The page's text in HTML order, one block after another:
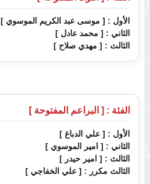
الأول : [ موسى عبد الكريم الموسوي ]
الثاني : [ محمد عادل ]
الثالث : [ مهدي صلاح ]
الفئة : [ البراعم المفتوحة ]
الأول : [ علي الدباغ ]
الثاني : [ امير الموسوي ]
الثالث : [ امير حيدر ]
الثالث مكرر : [ علي الخفاجي ]